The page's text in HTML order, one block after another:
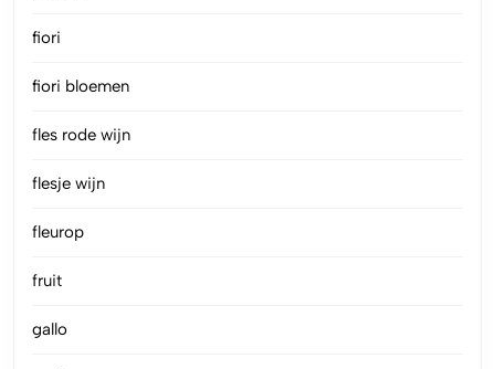
fiori
fiori bloemen
fles rode wijn
flesje wijn
fleurop
fruit
gallo